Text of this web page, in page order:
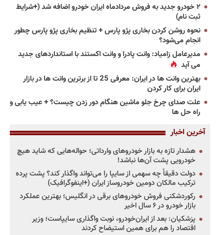
۲ خودرو جدید به فروش مردادماه ایران خودرو اضافه شد (+شرایط
ثبت نام)
نحوه روشن کردن بخاری پژو پارس + تنظیم بخاری پژو پارس چطور
انجام می‌شود؟
مدیرعامل زامیاد: وانت پادرا و وانت اکستند با استانداردهای جدید
می آید
بهترین وانت ها در ایران: معرفی 25 تا از برترین وانت ها در بازار
ایران برای کار کردن
علت صدای چرخ جلو ماشین هنگام دور زدن چیست؟ + عیب یابی و
راه حل ها
آخرین اخبار
هشدار تازه به بازار خودروهای وارداتی؛ حواله‌هایی که شاید هیچ
خودرویی پشت آن‌ها نباشد!
دولت دقیقاً چه سهمی از سایپا را می‌تواند واگذار کند؟ پشت پرده
ترکیب مالکان دومین خودروساز ایران (+اینفوگرافیک)
رکوردشکنی فروش خودروهای برقی در انگلیس؛ بهترین عملکرد
بازار خودرو در ۶ سال اخیر
پزشکیان: بعد از ایران‌خودرو، نوبت واگذاری سایپاست؛ وزیر
اقتصاد را هم برای همین استیضاح کردند